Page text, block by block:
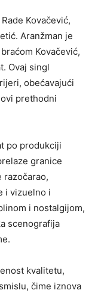
Kovačević,
Aranžman je
Kovačević,
Ovaj singl
obećavajući
prethodni
po produkciji
granice
razočarao,
i vizuelno i
i nostalgijom,
scenografija
kvalitetu,
čime iznova